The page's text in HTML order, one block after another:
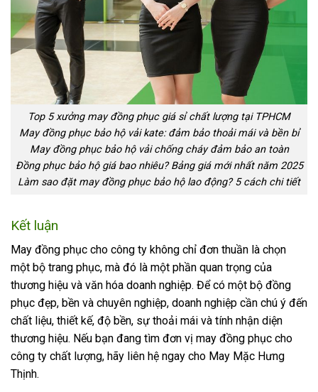
Top 5 xưởng may đồng phục giá sỉ chất lượng tại TPHCM
May đồng phục bảo hộ vải kate: đảm bảo thoải mái và bền bỉ
May đồng phục bảo hộ vải chống cháy đảm bảo an toàn
Đồng phục bảo hộ giá bao nhiêu? Bảng giá mới nhất năm 2025
Làm sao đặt may đồng phục bảo hộ lao động? 5 cách chi tiết
Kết luận
May đồng phục cho công ty không chỉ đơn thuần là chọn
một bộ trang phục, mà đó là một phần quan trọng của
thương hiệu và văn hóa doanh nghiệp. Để có một bộ đồng
phục đẹp, bền và chuyên nghiệp, doanh nghiệp cần chú ý đến
chất liệu, thiết kế, độ bền, sự thoải mái và tính nhận diện
thương hiệu. Nếu bạn đang tìm đơn vị may đồng phục cho
công ty chất lượng, hãy liên hệ ngay cho May Mặc Hưng
Thịnh.